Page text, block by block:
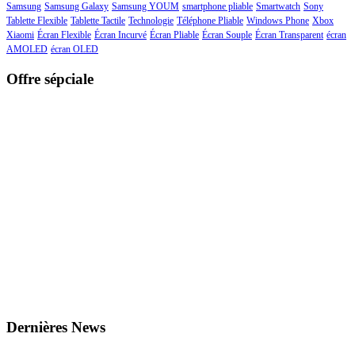
Samsung Samsung Galaxy Samsung YOUM smartphone pliable Smartwatch Sony
Tablette Flexible Tablette Tactile Technologie Téléphone Pliable Windows Phone Xbox
Xiaomi Écran Flexible Écran Incurvé Écran Pliable Écran Souple Écran Transparent écran
AMOLED écran OLED
Offre sépciale
Dernières News